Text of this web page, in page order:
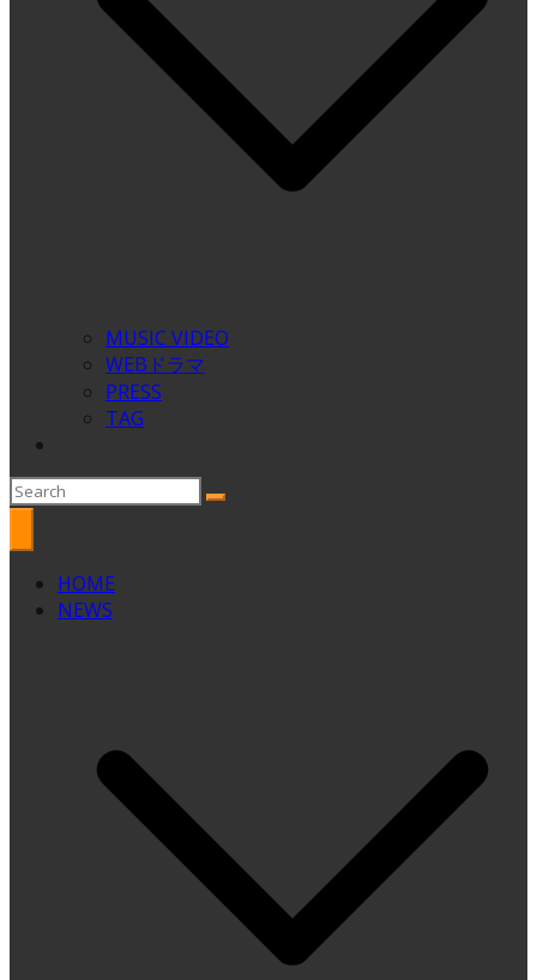
MUSIC VIDEO
WEBドラマ
PRESS
TAG
HOME
NEWS